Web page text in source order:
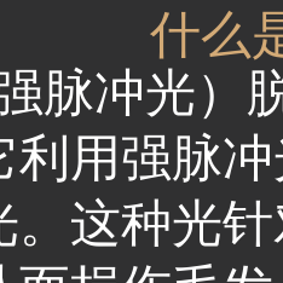
什么
脉冲光）
利用强脉
。这种光